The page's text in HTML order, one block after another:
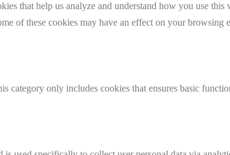
that help us analyze and understand how you use
of these cookies may have an effect on your browsing
category only includes cookies that ensures basic